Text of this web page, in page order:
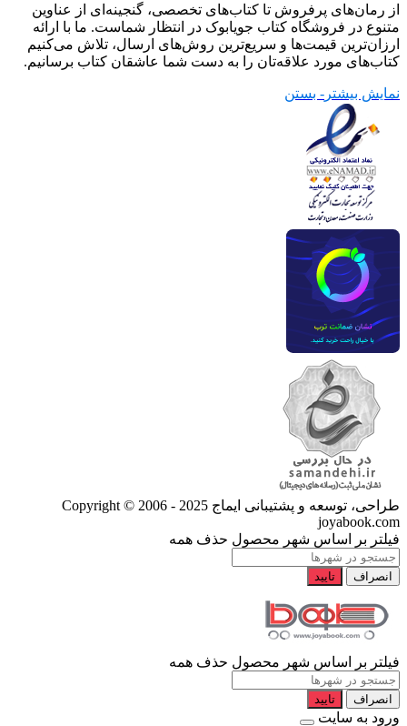
از رمان‌های پرفروش تا کتاب‌های تخصصی، گنجینه‌ای از عناوین
متنوع در فروشگاه کتاب جویابوک در انتظار شماست. ما با ارائه
ارزان‌ترین قیمت‌ها و سریع‌ترین روش‌های ارسال، تلاش می‌کنیم
کتاب‌های مورد علاقه‌تان را به دست شما عاشقان کتاب برسانیم.
نمایش بیشتر - بستن
طراحی، توسعه و پشتیبانی ایماج Copyright © 2006 - 2025
joyabook.com
فیلتر بر اساس شهر محصول حذف همه
انصراف تایید
فیلتر بر اساس شهر محصول حذف همه
انصراف تایید
ورود به سایت